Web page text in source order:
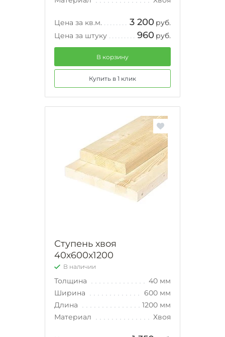
Цена за кв.м. 3 200 руб.
Цена за штуку
960 руб.
В корзину
Купить в 1 клик
Ступень хвоя
40х600х1200
В наличии
Толщина
40 мм
Ширина
600 мм
Длина
1200 мм
Материал
Хвоя